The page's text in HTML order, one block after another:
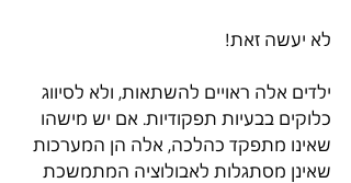
לא יעשה זאת!
ילדים אלה ראויים להשתאות, ולא לסיווג
כלוקים בבעיות תפקודיות. אם יש מישהו
שאינו מתפקד כהלכה, אלה הן המערכות
שאינן מסתגלות לאבולוציה המתמשכת